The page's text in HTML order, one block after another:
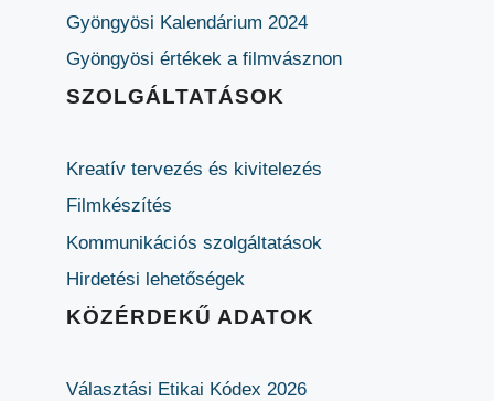
Gyöngyösi Kalendárium 2024
Gyöngyösi értékek a filmvásznon
SZOLGÁLTATÁSOK
Kreatív tervezés és kivitelezés
Filmkészítés
Kommunikációs szolgáltatások
Hirdetési lehetőségek
KÖZÉRDEKŰ ADATOK
Választási Etikai Kódex 2026